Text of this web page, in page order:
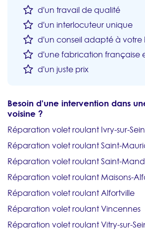
d'un travail de qualité
d'un interlocuteur unique
d'un conseil adapté à votre
d'une fabrication française
d'un juste prix
Besoin d'une intervention dans
voisine ?
Réparation volet roulant Ivry-sur-
Réparation volet roulant Saint-
Réparation volet roulant Saint-
Réparation volet roulant Maisons-
Réparation volet roulant Alfortville
Réparation volet roulant Vincennes
Réparation volet roulant Vitry-sur-